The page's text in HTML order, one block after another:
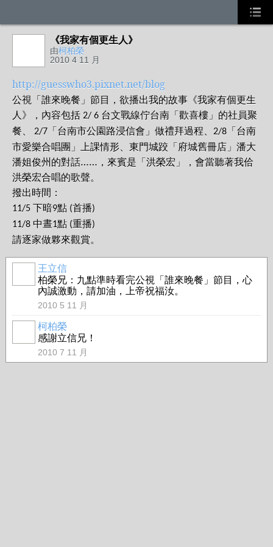
《我家有個更生人》
由柯柏榮
2010 4 11 月
http://guesswho3.pixnet.net/blog
公視「誰來晚餐」節目，欲播出我的故事《我家有個更生
人》，內容包括 2/ 6 台文戰線佇台南「歡喜樓」的社員聚
餐、
2/7 「台南市公園路浸信會」做禮拜過程、 2/8 「台南
市愛樂合唱團」上課情形、東門城跤「府城舊冊店」潘大
潘姐俊州的對話……，來賓是「洪榮宏」，會當聽著我佮
洪榮宏合唱的歌聲。
撥出時間：
11/5 下暗9點 (首播)
11/8 中晝1點 (重播)
請逐家做夥來觀賞。
王立信
柏榮兄：九點準時看完公視「誰來晚餐」節目，心
內誠激動，請加油，上帝祝福汝。
2010 5 11 月
柯柏榮
感謝立信兄！
2010 7 11 月